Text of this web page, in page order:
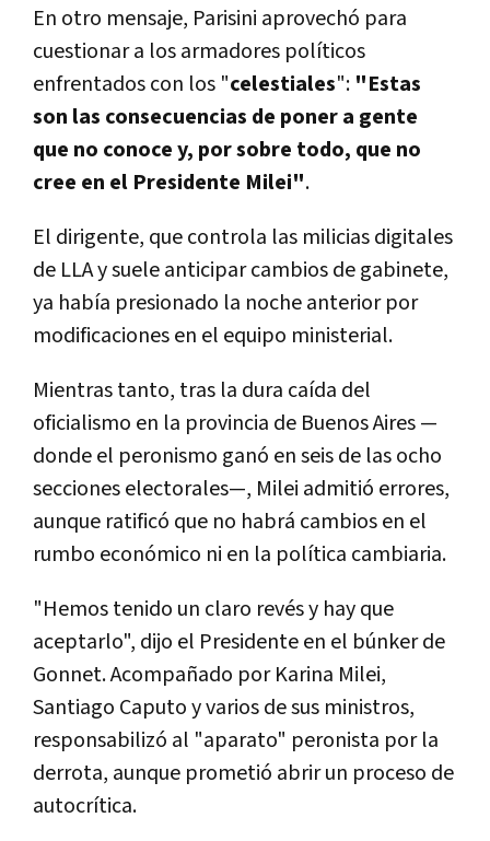
En otro mensaje, Parisini aprovechó para
cuestionar a los armadores políticos
enfrentados con los "celestiales": "Estas
son las consecuencias de poner a gente
que no conoce y, por sobre todo, que no
cree en el Presidente Milei".
El dirigente, que controla las milicias digitales
de LLA y suele anticipar cambios de gabinete,
ya había presionado la noche anterior por
modificaciones en el equipo ministerial.
Mientras tanto, tras la dura caída del
oficialismo en la provincia de Buenos Aires —
donde el peronismo ganó en seis de las ocho
secciones electorales—, Milei admitió errores,
aunque ratificó que no habrá cambios en el
rumbo económico ni en la política cambiaria.
"Hemos tenido un claro revés y hay que
aceptarlo", dijo el Presidente en el búnker de
Gonnet. Acompañado por Karina Milei,
Santiago Caputo y varios de sus ministros,
responsabilizó al "aparato" peronista por la
derrota, aunque prometió abrir un proceso de
autocrítica.